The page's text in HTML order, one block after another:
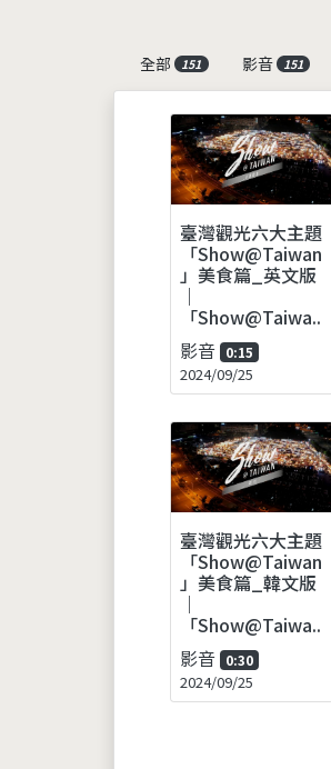
全部
151 影音 151
臺灣觀光六大主題
「Show@Taiwan
」美食篇_英文版
｜
「Show@Taiwa..
影音 0:15
2024/09/25
臺灣觀光六大主題
「Show@Taiwan
」美食篇_韓文版
｜
「Show@Taiwa..
影音 0:30
2024/09/25